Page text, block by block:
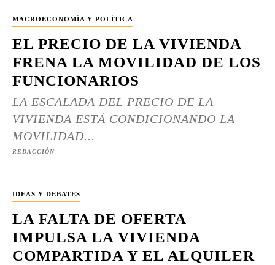
MACROECONOMÍA Y POLÍTICA
EL PRECIO DE LA VIVIENDA
FRENA LA MOVILIDAD DE LOS
FUNCIONARIOS
LA ESCALADA DEL PRECIO DE LA
VIVIENDA ESTÁ CONDICIONANDO LA
MOVILIDAD...
REDACCIÓN
IDEAS Y DEBATES
LA FALTA DE OFERTA
IMPULSA LA VIVIENDA
COMPARTIDA Y EL ALQUILER